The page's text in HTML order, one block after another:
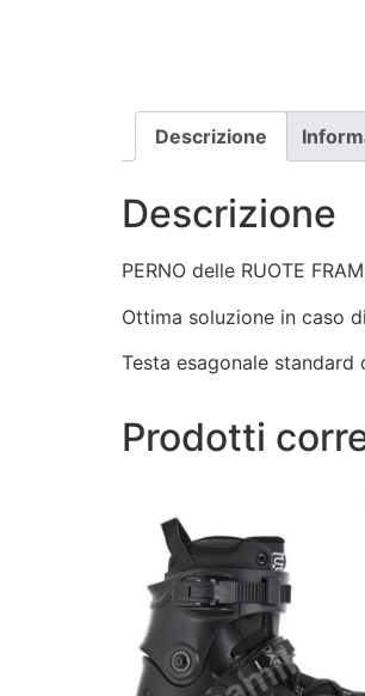
Descrizione
Descrizione
PERNO delle RUOTE
Ottima soluzione in caso
Testa esagonale standard
Prodotti